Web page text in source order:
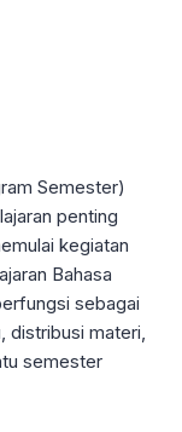
Semester)
penting
kegiatan
Bahasa
sebagai
distribusi materi,
semester